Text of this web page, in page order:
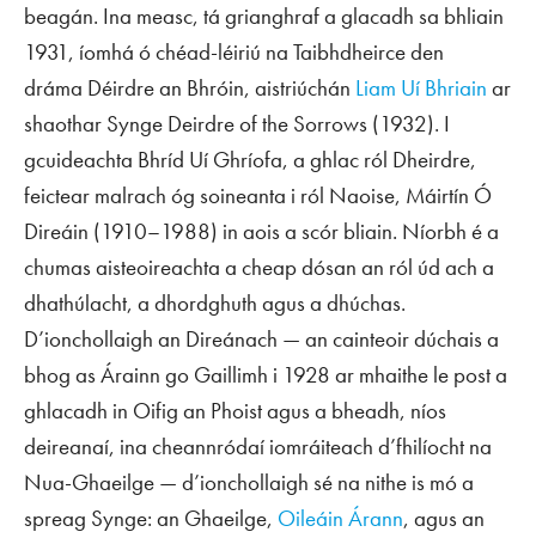
beagán. Ina measc, tá grianghraf a glacadh sa bhliain
1931, íomhá ó chéad-léiriú na Taibhdheirce den
dráma Déirdre an Bhróin, aistriúchán Liam Uí Bhriain ar
shaothar Synge Deirdre of the Sorrows (1932). I
gcuideachta Bhríd Uí Ghríofa, a ghlac ról Dheirdre,
feictear malrach óg soineanta i ról Naoise, Máirtín Ó
Direáin (1910–1988) in aois a scór bliain. Níorbh é a
chumas aisteoireachta a cheap dósan an ról úd ach a
dhathúlacht, a dhordghuth agus a dhúchas.
D’ionchollaigh an Direánach — an cainteoir dúchais a
bhog as Árainn go Gaillimh i 1928 ar mhaithe le post a
ghlacadh in Oifig an Phoist agus a bheadh, níos
deireanaí, ina cheannródaí iomráiteach d’fhilíocht na
Nua-Ghaeilge — d’ionchollaigh sé na nithe is mó a
spreag Synge: an Ghaeilge, Oileáin Árann, agus an